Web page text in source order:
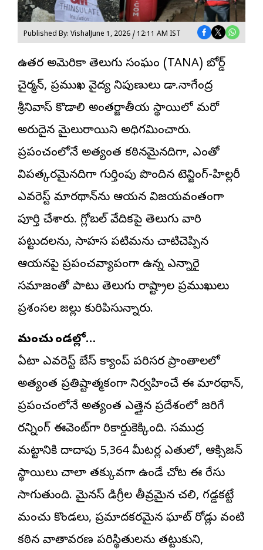
Published By: VishalJune 1, 2026 / 12:11 AM IST
ఉత్తర అమెరికా తెలుగు సంఘం (TANA) బోర్డ్
చైర్మన్, ప్రముఖ వైద్య నిపుణులు డా.నాగేంద్ర
శ్రీనివాస్ కొడాలి అంతర్జాతీయ స్థాయిలో మరో
అరుదైన మైలురాయిని అధిగమించారు.
ప్రపంచంలోనే అత్యంత కఠినమైనదిగా, ఎంతో
విపత్కరమైనదిగా గుర్తింపు పొందిన టెన్జింగ్-హిల్లరీ
ఎవరెస్ట్ మారథాన్‌ను ఆయన విజయవంతంగా
పూర్తి చేశారు. గ్లోబల్ వేదికపై తెలుగు వారి
పట్టుదలను, సాహస పటిమను చాటిచెప్పిన
ఆయనపై ప్రపంచవ్యాప్తంగా ఉన్న ఎన్నారై
సమాజంతో పాటు తెలుగు రాష్ట్రాల ప్రముఖులు
ప్రశంసల జల్లు కురిపిస్తున్నారు.
మంచు కొండల్లో…
ఏటా ఎవరెస్ట్ బేస్ క్యాంప్ పరిసర ప్రాంతాలలో
అత్యంత ప్రతిష్టాత్మకంగా నిర్వహించే ఈ మారథాన్,
ప్రపంచంలోనే అత్యంత ఎత్తైన ప్రదేశంలో జరిగే
రన్నింగ్ ఈవెంట్‌గా రికార్డుకెక్కింది. సముద్ర
మట్టానికి దాదాపు 5,364 మీటర్ల ఎత్తులో, ఆక్సిజన్
స్థాయిలు చాలా తక్కువగా ఉండే చోట ఈ రేసు
సాగుతుంది. మైనస్ డిగ్రీల తీవ్రమైన చలి, గడ్డకట్టే
మంచు కొండలు, ప్రమాదకరమైన ఘాట్ రోడ్లు వంటి
కఠిన వాతావరణ పరిస్థితులను తట్టుకుని,